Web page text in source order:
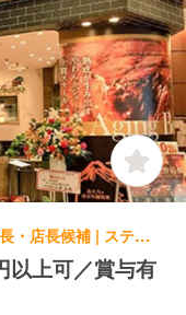
洋食・西洋料理, ステーキ・鉄板焼き | 店長・店長候補 | ステーキ＆ハンバーグ Denver Premium イオンモール熊本店
以上可／賞与有